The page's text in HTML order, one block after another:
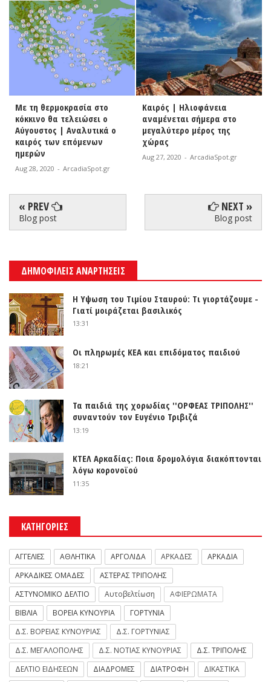
Με τη θερμοκρασία στο
κόκκινο θα τελειώσει ο
Αύγουστος | Αναλυτικά ο
καιρός των επόμενων
ημερών
Aug 28, 2020 - ArcadiaSpot.gr
Καιρός | Ηλιοφάνεια
αναμένεται σήμερα στο
μεγαλύτερο μέρος της
χώρας
Aug 27, 2020 - ArcadiaSpot.gr
« PREV
Blog post
NEXT »
Blog post
ΔΗΜΟΦΙΛΕΙΣ ΑΝΑΡΤΗΣΕΙΣ
Η Υψωση του Τιμίου Σταυρού: Τι γιορτάζουμε -
Γιατί μοιράζεται βασιλικός
13:31
Οι πληρωμές ΚΕΑ και επιδόματος παιδιού
18:21
Τα παιδιά της χορωδίας ''ΟΡΦΕΑΣ ΤΡΙΠΟΛΗΣ''
συναντούν τον Ευγένιο Τριβιζά
13:19
ΚΤΕΛ Αρκαδίας: Ποια δρομολόγια διακόπτονται
λόγω κορονοϊού
11:35
ΚΑΤΗΓΟΡΙΕΣ
ΑΓΓΕΛΙΕΣ ΑΘΛΗΤΙΚΑ ΑΡΓΟΛΙΔΑ ΑΡΚΑΔΕΣ
ΑΡΚΑΔΙΑ
ΑΡΚΑΔΙΚΕΣ ΟΜΑΔΕΣ
ΑΣΤΕΡΑΣ ΤΡΙΠΟΛΗΣ
ΑΣΤΥΝΟΜΙΚΟ ΔΕΛΤΙΟ
Αυτοβελτίωση
ΑΦΙΕΡΩΜΑΤΑ
ΒΙΒΛΙΑ
ΒΟΡΕΙΑ ΚΥΝΟΥΡΙΑ
ΓΟΡΤΥΝΙΑ
Δ.Σ. ΒΟΡΕΙΑΣ ΚΥΝΟΥΡΙΑΣ
Δ.Σ. ΓΟΡΤΥΝΙΑΣ
Δ.Σ. ΜΕΓΑΛΟΠΟΛΗΣ
Δ.Σ. ΝΟΤΙΑΣ ΚΥΝΟΥΡΙΑΣ
Δ.Σ. ΤΡΙΠΟΛΗΣ
ΔΕΛΤΙΟ ΕΙΔΗΣΕΩΝ
ΔΙΑΔΡΟΜΕΣ ΔΙΑΤΡΟΦΗ
ΔΙΚΑΣΤΙΚΑ